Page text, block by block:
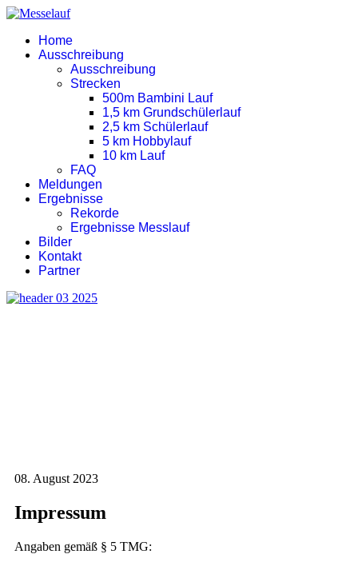
Home
Ausschreibung
Ausschreibung
Strecken
500m Bambini Lauf
1,5 km Grundschülerlauf
2,5 km Schülerlauf
5 km Hobbylauf
10 km Lauf
FAQ
Meldungen
Ergebnisse
Rekorde
Ergebnisse Messlauf
Bilder
Kontakt
Partner
08. August 2023
Impressum
Angaben gemäß § 5 TMG: